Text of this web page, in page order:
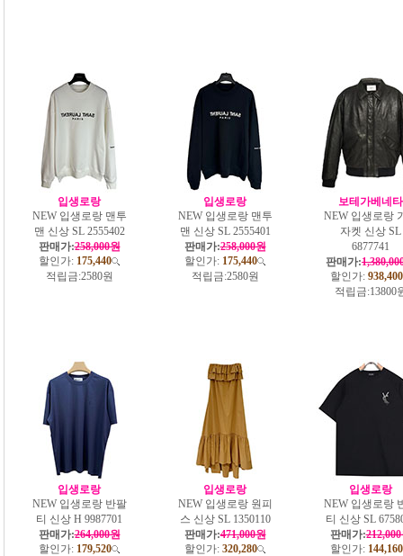
입생로랑
NEW 입생로랑 맨투
맨 신상 SL 2555402
판매가:258,000원
할인가: 175,440
적립금:2580원
입생로랑
NEW 입생로랑 맨투
맨 신상 SL 2555401
판매가:258,000원
할인가: 175,440
적립금:2580원
보테가베네타
NEW 입생로랑
자켓 신상 SL
6877741
판매가:
할인가: 938,400
적립금:13800
입생로랑
NEW 입생로랑 반팔
티 신상 H 9987701
판매가:264,000원
할인가: 179,520
입생로랑
NEW 입생로랑 원피
스 신상 SL 1350110
판매가:471,000원
할인가: 320,280
입생로랑
NEW 입생로랑
티 신상 SL
판매가:
할인가: 144,160